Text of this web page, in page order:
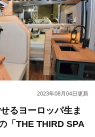
2023年08月04日更新
るヨーロッパ生ま
「THE THIRD SPA